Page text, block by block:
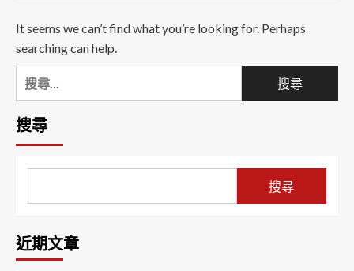
It seems we can’t find what you’re looking for. Perhaps
searching can help.
搜
尋
關
鍵
搜尋
搜尋
近期文章